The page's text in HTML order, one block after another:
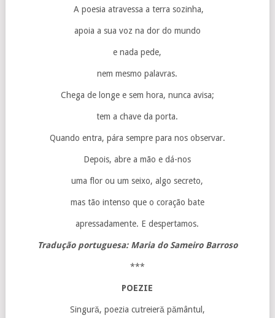
A poesia atravessa a terra sozinha,
apoia a sua voz na dor do mundo
e nada pede,
nem mesmo palavras.
Chega de longe e sem hora, nunca avisa;
tem a chave da porta.
Quando entra, pára sempre para nos observar.
Depois, abre a mão e dá-nos
uma flor ou um seixo, algo secreto,
mas tão intenso que o coração bate
apressadamente. E despertamos.
Tradução portuguesa: Maria do Sameiro Barroso
***
POEZIE
Singură, poezia cutreieră pământul,